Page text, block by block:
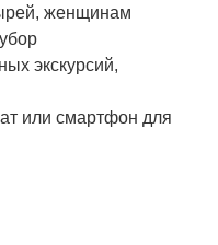
женщинам
экскурсий,
или смартфон для